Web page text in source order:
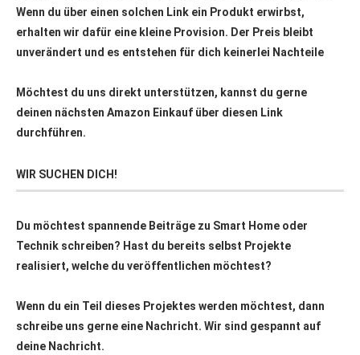
Wenn du über einen solchen Link ein Produkt erwirbst,
erhalten wir dafür eine kleine Provision. Der Preis bleibt
unverändert und es entstehen für dich keinerlei Nachteile
Möchtest du uns direkt unterstützen, kannst du gerne
deinen nächsten Amazon Einkauf über diesen Link
durchführen.
WIR SUCHEN DICH!
Du möchtest spannende Beiträge zu Smart Home oder
Technik schreiben? Hast du bereits selbst Projekte
realisiert, welche du veröffentlichen möchtest?
Wenn du ein Teil dieses Projektes werden möchtest, dann
schreibe uns gerne eine Nachricht. Wir sind gespannt auf
deine Nachricht.